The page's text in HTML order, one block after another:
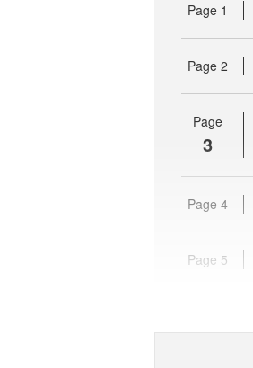
Page 1
Page 2
Page
3
Page 4
Page 5